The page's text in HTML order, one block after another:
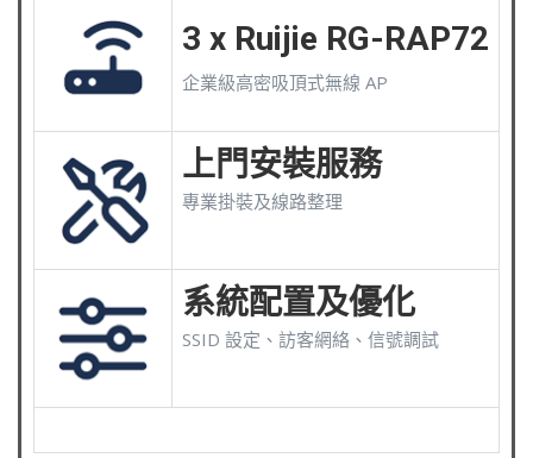
3 x Ruijie RG-RAP72
企業級高密吸頂式無線 AP
上門安裝服務
專業掛裝及線路整理
系統配置及優化
SSID 設定、訪客網絡、信號調試